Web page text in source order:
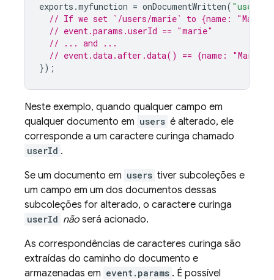
exports .myfunction = onDocumentWritten( "users/
// If we set `/users/marie` to {name:
// event.params.userId == "marie"
// ... and ...
// event.data.after.data() == {name: "Marie"}
});
Neste exemplo, quando qualquer campo em
qualquer documento em users é alterado, ele
corresponde a um caractere curinga chamado
userId .
Se um documento em users tiver subcoleções e
um campo em um dos documentos dessas
subcoleções for alterado, o caractere curinga
userId não será acionado.
As correspondências de caracteres curinga são
extraídas do caminho do documento e
armazenadas em event.params . É possível